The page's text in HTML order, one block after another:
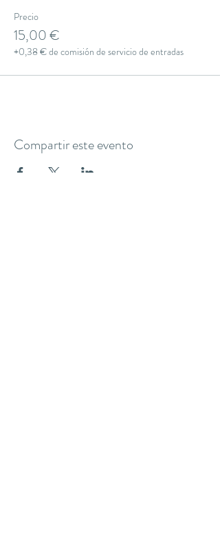
Precio
15,00 €
+0,38 € de comisión de servicio de entradas
Compartir este evento